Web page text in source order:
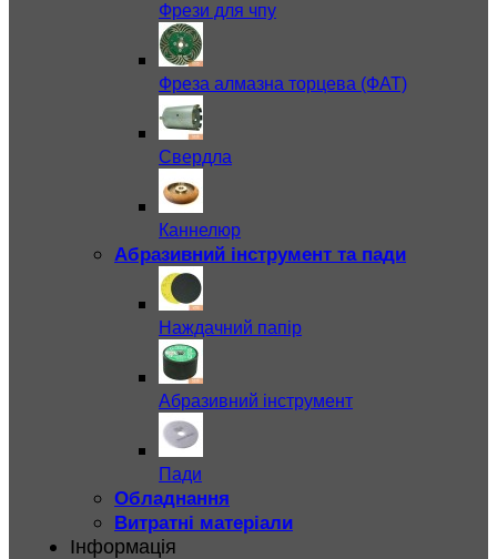
Фрези для чпу
Фреза алмазна торцева (ФАТ)
Свердла
Каннелюр
Абразивний інструмент та пади
Наждачний папір
Абразивний інструмент
Пади
Обладнання
Витратні матеріали
Інформація